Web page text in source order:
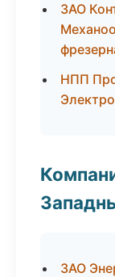
ЗАО
НПП
ЗАО